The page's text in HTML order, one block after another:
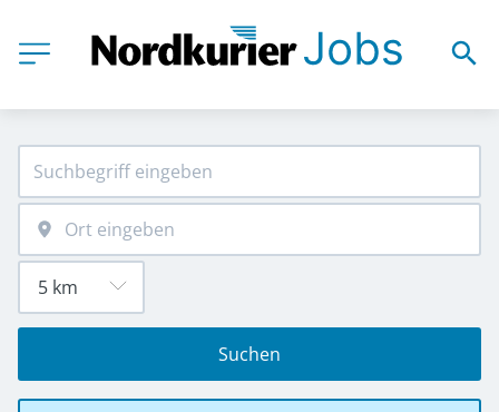
Suchen